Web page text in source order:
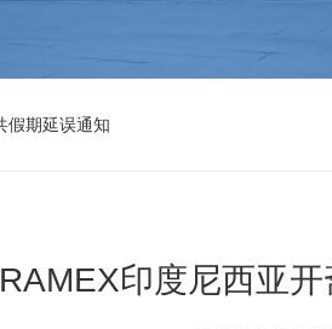
假期延误通知
印度尼西亚